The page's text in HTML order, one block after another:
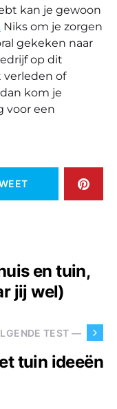
kan je gewoon
Niks om je zorgen
gekeken naar
op dit
verleden of
kom je
voor een
en tuin,
jij wel)
TEST —
tuin ideeën